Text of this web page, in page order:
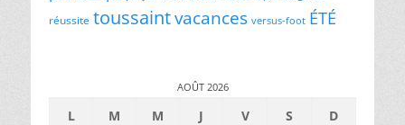
réussite toussaintvacances versus-foot ÉTÉ
AOÛT 2026
L M M J V S
D